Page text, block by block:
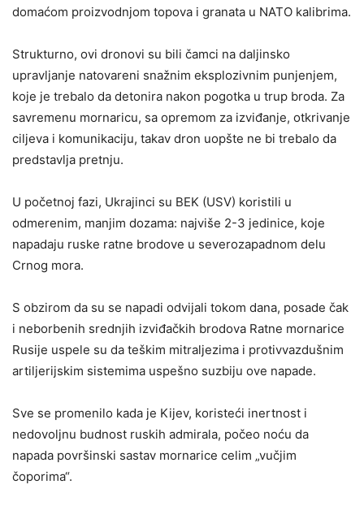
domaćom proizvodnjom topova i granata u NATO kalibrima.
Strukturno, ovi dronovi su bili čamci na daljinsko
upravljanje natovareni snažnim eksplozivnim punjenjem,
koje je trebalo da detonira nakon pogotka u trup broda. Za
savremenu mornaricu, sa opremom za izviđanje, otkrivanje
ciljeva i komunikaciju, takav dron uopšte ne bi trebalo da
predstavlja pretnju.
U početnoj fazi, Ukrajinci su BEK (USV) koristili u
odmerenim, manjim dozama: najviše 2-3 jedinice, koje
napadaju ruske ratne brodove u severozapadnom delu
Crnog mora.
S obzirom da su se napadi odvijali tokom dana, posade čak
i neborbenih srednjih izviđačkih brodova Ratne mornarice
Rusije uspele su da teškim mitraljezima i protivvazdušnim
artiljerijskim sistemima uspešno suzbiju ove napade.
Sve se promenilo kada je Kijev, koristeći inertnost i
nedovoljnu budnost ruskih admirala, počeo noću da
napada površinski sastav mornarice celim „vučjim
čoporima“.